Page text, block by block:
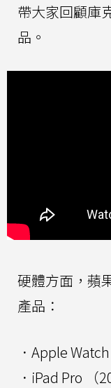
帶大家回顧庫
品。
硬體方面，蘋
產品：
．Apple
．iPad Pro （